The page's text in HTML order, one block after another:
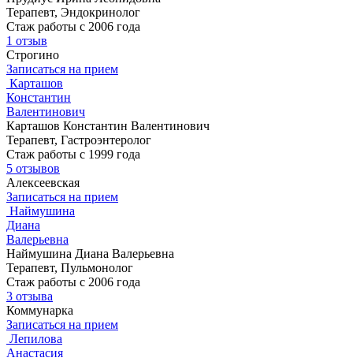
Терапевт, Эндокринолог
Стаж работы с 2006 года
1 отзыв
Строгино
Записаться на прием
Карташов
Константин
Валентинович
Карташов Константин Валентинович
Терапевт, Гастроэнтеролог
Стаж работы с 1999 года
5 отзывов
Алексеевская
Записаться на прием
Наймушина
Диана
Валерьевна
Наймушина Диана Валерьевна
Терапевт, Пульмонолог
Стаж работы с 2006 года
3 отзыва
Коммунарка
Записаться на прием
Лепилова
Анастасия